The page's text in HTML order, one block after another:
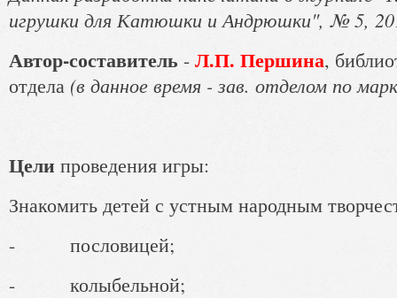
игрушки для Катюшки и Андрюшки", № 5,
Автор-составитель - Л.П. Першина,
отдела (в данное время - зав. отделом по
Цели проведения игры:
Знакомить детей с устным народным
- пословицей;
- колыбельной;